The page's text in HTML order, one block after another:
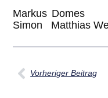
Markus
Simon Matthias
Vorheriger Beitrag